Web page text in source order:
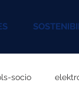
socio